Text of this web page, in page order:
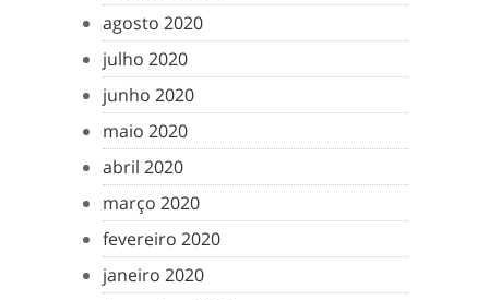
agosto 2020
julho 2020
junho 2020
maio 2020
abril 2020
março 2020
fevereiro 2020
janeiro 2020